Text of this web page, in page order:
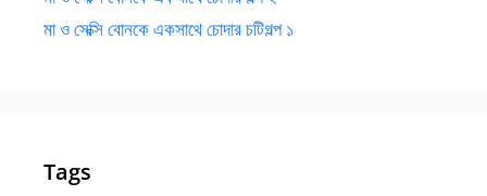
মা ও সেক্সি বোনকে একসাথে চোদার চটিগল্প ১
Tags